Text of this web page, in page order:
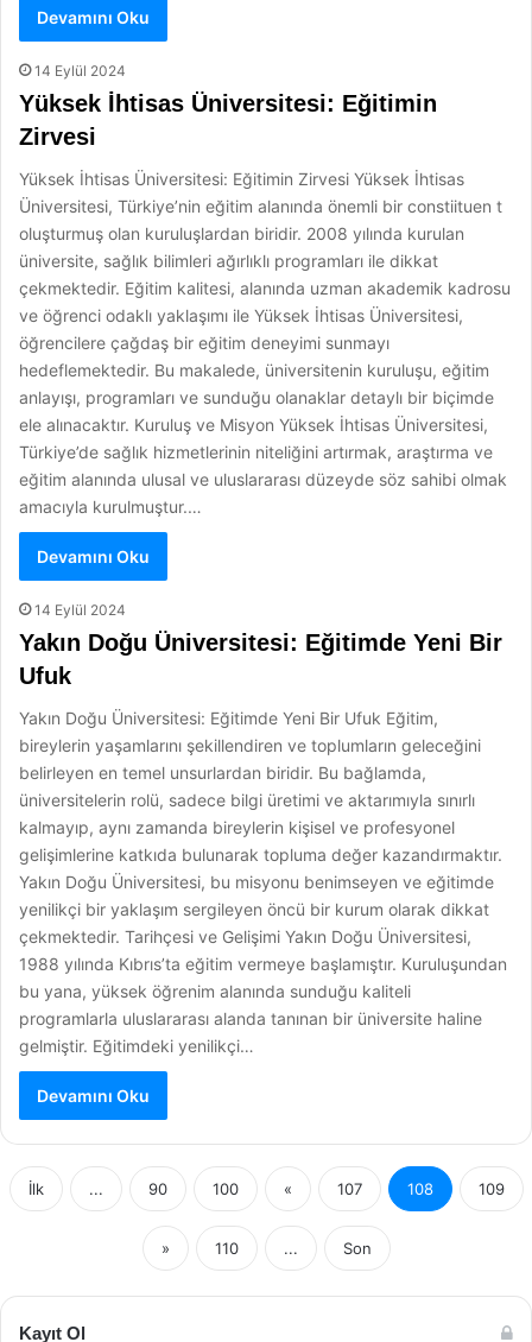
Devamını Oku
14 Eylül 2024
Yüksek İhtisas Üniversitesi: Eğitimin
Zirvesi
Yüksek İhtisas Üniversitesi: Eğitimin Zirvesi Yüksek İhtisas
Üniversitesi, Türkiye’nin eğitim alanında önemli bir constiituen t
oluşturmuş olan kuruluşlardan biridir. 2008 yılında kurulan
üniversite, sağlık bilimleri ağırlıklı programları ile dikkat
çekmektedir. Eğitim kalitesi, alanında uzman akademik kadrosu
ve öğrenci odaklı yaklaşımı ile Yüksek İhtisas Üniversitesi,
öğrencilere çağdaş bir eğitim deneyimi sunmayı
hedeflemektedir. Bu makalede, üniversitenin kuruluşu, eğitim
anlayışı, programları ve sunduğu olanaklar detaylı bir biçimde
ele alınacaktır. Kuruluş ve Misyon Yüksek İhtisas Üniversitesi,
Türkiye’de sağlık hizmetlerinin niteliğini artırmak, araştırma ve
eğitim alanında ulusal ve uluslararası düzeyde söz sahibi olmak
amacıyla kurulmuştur.…
Devamını Oku
14 Eylül 2024
Yakın Doğu Üniversitesi: Eğitimde Yeni Bir
Ufuk
Yakın Doğu Üniversitesi: Eğitimde Yeni Bir Ufuk Eğitim,
bireylerin yaşamlarını şekillendiren ve toplumların geleceğini
belirleyen en temel unsurlardan biridir. Bu bağlamda,
üniversitelerin rolü, sadece bilgi üretimi ve aktarımıyla sınırlı
kalmayıp, aynı zamanda bireylerin kişisel ve profesyonel
gelişimlerine katkıda bulunarak topluma değer kazandırmaktır.
Yakın Doğu Üniversitesi, bu misyonu benimseyen ve eğitimde
yenilikçi bir yaklaşım sergileyen öncü bir kurum olarak dikkat
çekmektedir. Tarihçesi ve Gelişimi Yakın Doğu Üniversitesi,
1988 yılında Kıbrıs’ta eğitim vermeye başlamıştır. Kuruluşundan
bu yana, yüksek öğrenim alanında sunduğu kaliteli
programlarla uluslararası alanda tanınan bir üniversite haline
gelmiştir. Eğitimdeki yenilikçi…
Devamını Oku
İlk ... 90 100 « 107 108 109
» 110 ... Son
Kayıt Ol